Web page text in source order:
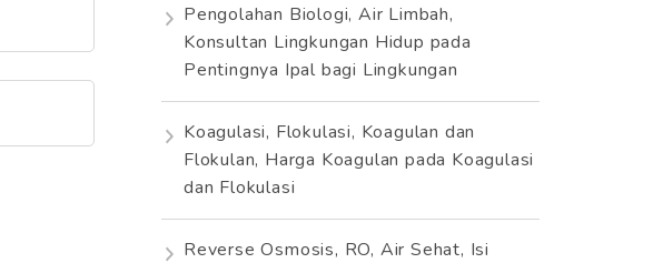
Pengolahan Biologi, Air Limbah,
Konsultan Lingkungan Hidup pada
Pentingnya Ipal bagi Lingkungan
Koagulasi, Flokulasi, Koagulan dan
Flokulan, Harga Koagulan pada Koagulasi
dan Flokulasi
Reverse Osmosis, RO, Air Sehat, Isi